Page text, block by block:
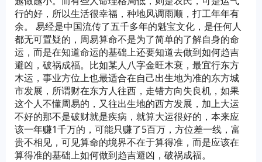
行的好，所以生活很幸福，种地风调雨顺，打工年年有
余。 易经是中国流传了五千多年的魁宝文化，是任何人
都无可置疑的，周易算命不是为了简单的了解自身的命
运，而是在知道命运的基础上还要知道去做到如何趋吉
避凶，破祸成福。比如某人八字金旺木衰，最宜行东方
木运，事业方位上也最适合在自己出生地为准的东方城
市发展，所谓财在东方人往西，走错方向失良机，如果
这个人不懂周易的，又往出生地的西方发展，加上大运
不好的那不是破财就是疾病，就算大运很好的，本来应
该一年赚1千万的，可能只赚了5百万，方位差一线，富
贵不相见，可见算命的境界不在于算得准，而是应该在
算得准的基础上如何做到趋吉避凶，破祸成福。